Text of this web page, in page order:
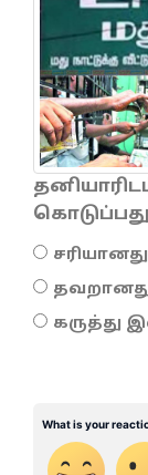
சரியானது
கருத்து